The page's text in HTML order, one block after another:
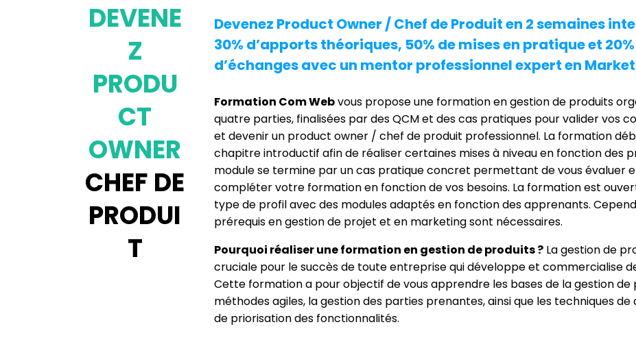
DEVENE
Z
PRODU
CT
OWNER
CHEF DE
PRODUI
T
Devenez Product Owner / Chef de Produit en 2 semaines
30% d’apports théoriques, 50% de mises en pratique et 20%
d’échanges avec un mentor professionnel expert en
Formation Com Webvous propose une formation en gestion de produits
quatre parties, finalisées par des QCM et des cas pratiques pour valider vos
et devenir un product owner / chef de produit professionnel. La formation
chapitre introductif afin de réaliser certaines mises à niveau en fonction des
module se termine par un cas pratique concret permettant de vous évaluer
compléter votre formation en fonction de vos besoins. La formation est
type de profil avec des modules adaptés en fonction des apprenants.
prérequis en gestion de projet et en marketing sont nécessaires.
Pourquoi réaliser une formation en gestion de produits ?La gestion de
cruciale pour le succès de toute entreprise qui développe et commercialise
Cette formation a pour objectif de vous apprendre les bases de la gestion de
méthodes agiles, la gestion des parties prenantes, ainsi que les techniques de
de priorisation des fonctionnalités.